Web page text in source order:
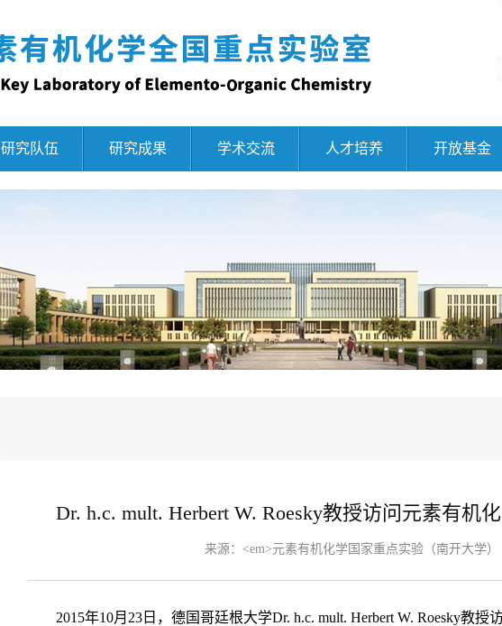
研究队伍 研究成果 学术交流 人才培养 开放基金
Dr. h.c. mult. Herbert W. Roesky教授访问元素有机
来源： <em>元素有机化学国家重点实验（南开大学）
2015年10月23日，德国哥廷根大学Dr. h.c. mult. Herbert W. Roesky教